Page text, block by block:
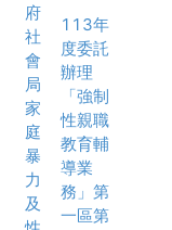
府
社
會
局
家
庭
暴
力
及
113年
度委託
辦理
「強制
性親職
教育輔
導業
務」第
一區第